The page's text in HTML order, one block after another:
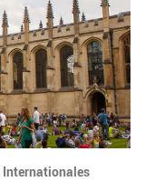
Internationales